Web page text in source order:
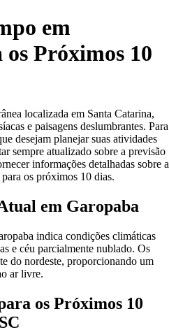
em
Próximos 10
localizada em Santa Catarina,
e paisagens deslumbrantes. Para
desejam planejar suas atividades
sempre atualizado sobre a previsão
informações detalhadas sobre a
os próximos 10 dias.
em Garopaba
indica condições climáticas
e céu parcialmente nublado. Os
do nordeste, proporcionando um
ar livre.
os Próximos 10